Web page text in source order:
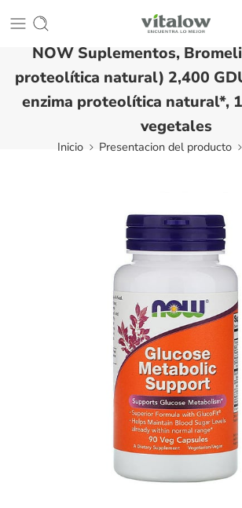
NOW Suplementos,
proteolítica natural) 2,400
enzima proteolítica natural*,
vegetales
Inicio Presentacion del producto